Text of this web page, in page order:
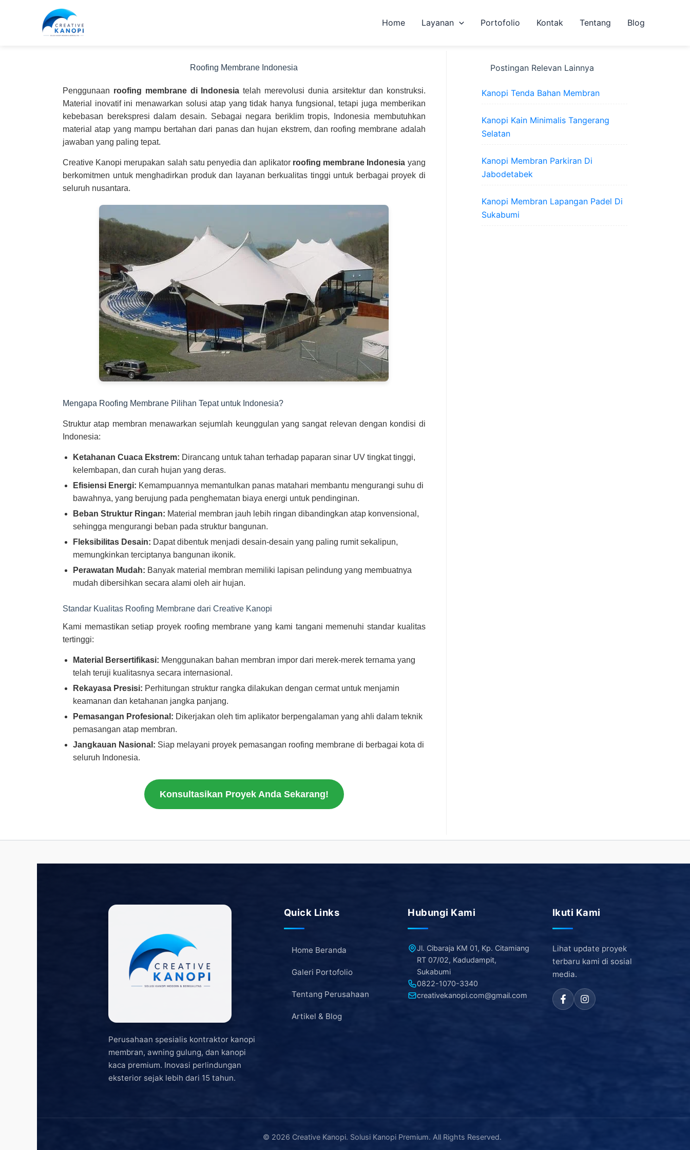
Home Layanan Portofolio Kontak Tentang Blog
Roofing Membrane Indonesia
Penggunaan roofing membrane di Indonesia telah merevolusi dunia arsitektur dan konstruksi.
Material inovatif ini menawarkan solusi atap yang tidak hanya fungsional, tetapi juga memberikan
kebebasan berekspresi dalam desain. Sebagai negara beriklim tropis, Indonesia membutuhkan
material atap yang mampu bertahan dari panas dan hujan ekstrem, dan roofing membrane adalah
jawaban yang paling tepat.
Creative Kanopi merupakan salah satu penyedia dan aplikator roofing membrane Indonesia yang
berkomitmen untuk menghadirkan produk dan layanan berkualitas tinggi untuk berbagai proyek di
seluruh nusantara.
Mengapa Roofing Membrane Pilihan Tepat untuk Indonesia?
Struktur atap membran menawarkan sejumlah keunggulan yang sangat relevan dengan kondisi di
Indonesia:
Ketahanan Cuaca Ekstrem: Dirancang untuk tahan terhadap paparan sinar UV tingkat tinggi,
kelembapan, dan curah hujan yang deras.
Efisiensi Energi: Kemampuannya memantulkan panas matahari membantu mengurangi suhu di
bawahnya, yang berujung pada penghematan biaya energi untuk pendinginan.
Beban Struktur Ringan: Material membran jauh lebih ringan dibandingkan atap konvensional,
sehingga mengurangi beban pada struktur bangunan.
Fleksibilitas Desain: Dapat dibentuk menjadi desain-desain yang paling rumit sekalipun,
memungkinkan terciptanya bangunan ikonik.
Perawatan Mudah: Banyak material membran memiliki lapisan pelindung yang membuatnya
mudah dibersihkan secara alami oleh air hujan.
Standar Kualitas Roofing Membrane dari Creative Kanopi
Kami memastikan setiap proyek roofing membrane yang kami tangani memenuhi standar kualitas
tertinggi:
Material Bersertifikasi: Menggunakan bahan membran impor dari merek-merek ternama yang
telah teruji kualitasnya secara internasional.
Rekayasa Presisi: Perhitungan struktur rangka dilakukan dengan cermat untuk menjamin
keamanan dan ketahanan jangka panjang.
Pemasangan Profesional: Dikerjakan oleh tim aplikator berpengalaman yang ahli dalam teknik
pemasangan atap membran.
Jangkauan Nasional: Siap melayani proyek pemasangan roofing membrane di berbagai kota di
seluruh Indonesia.
Konsultasikan Proyek Anda Sekarang!
Postingan Relevan Lainnya
Kanopi Tenda Bahan Membran
Kanopi Kain Minimalis Tangerang
Selatan
Kanopi Membran Parkiran Di
Jabodetabek
Kanopi Membran Lapangan Padel Di
Sukabumi
Perusahaan spesialis kontraktor kanopi
membran, awning gulung, dan kanopi
kaca premium. Inovasi perlindungan
eksterior sejak lebih dari 15 tahun.
Quick Links
Home Beranda
Galeri Portofolio
Tentang Perusahaan
Artikel & Blog
Hubungi Kami
Jl. Cibaraja KM 01, Kp. Citamiang
RT 07/02, Kadudampit,
Sukabumi
0822-1070-3340
creativekanopi.com@gmail.com
Ikuti Kami
Lihat update proyek
terbaru kami di sosial
media.
© 2026 Creative Kanopi. Solusi Kanopi Premium. All Rights Reserved.